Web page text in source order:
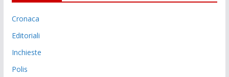
Cronaca
Editoriali
Inchieste
Polis